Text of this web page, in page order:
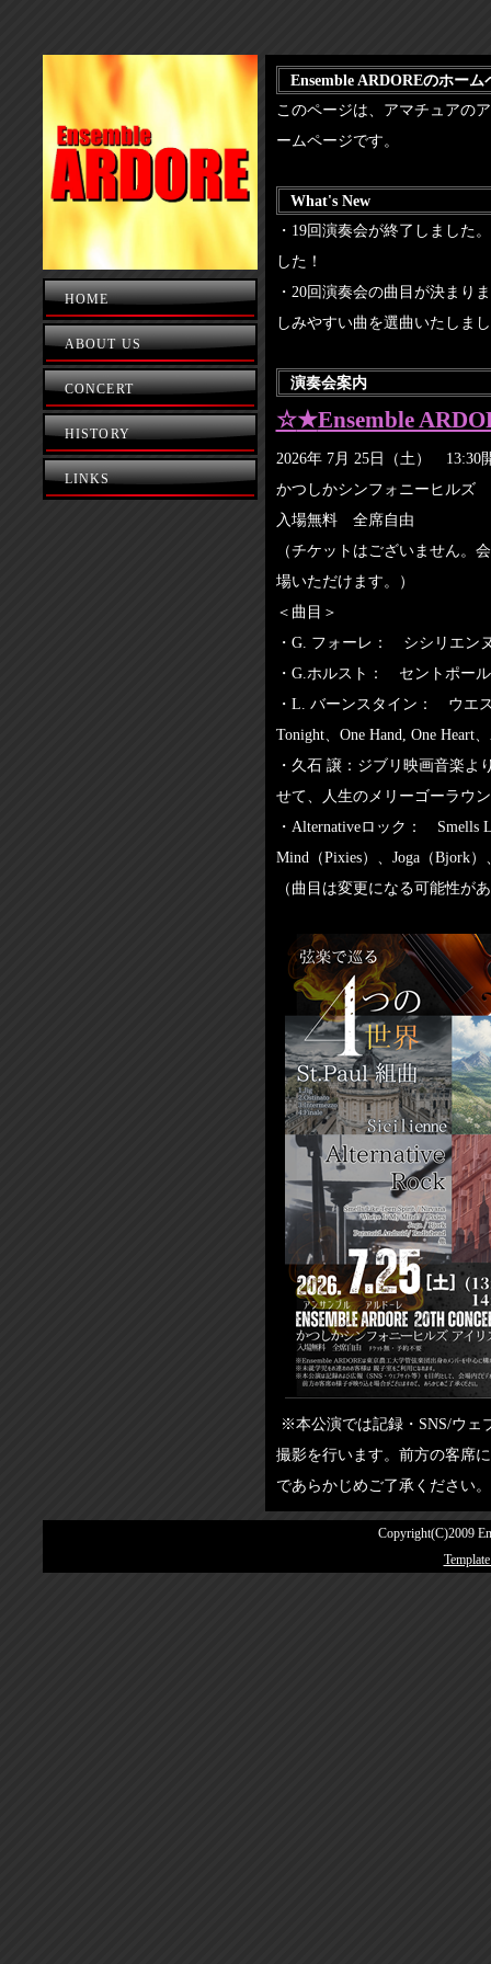
Ensemble ARDOREのホー
このページは、アマチュアの
ームページです。
What's New
・19回演奏会が終了しました
した！
・20回演奏会の曲目が決まり
しみやすい曲を選曲いたしま
演奏会案内
☆★Ensemble
2026年 7月 25日（土） 13:30
かつしかシンフォニーヒル
入場無料 全席自由
（チケットはございません。
場いただけます。）
＜曲目＞
・G. フォーレ： シシリエン
・G.ホルスト： セントポー
・L. バーンスタイン： ウエ
Tonight、One Hand, One Heart
・久石 譲：ジブリ映画音楽
せて、人生のメリーゴーラウ
・Alternativeロック： Smells
Mind（Pixies）、Joga（Bjork）
（曲目は変更になる可能性が
※本公演では記録・SNS/ウェ
撮影を行います。前方の客席
であらかじめご了承ください。
HOME
ABOUT US
CONCERT
HISTORY
LINKS
Copyright(C)2009